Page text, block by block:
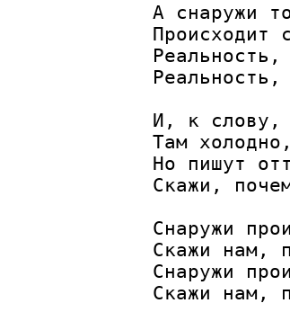
А снаружи
Происходит
И, к слову,
Там
Но пишут
Скажи,
Снаружи
Скажи нам,
Снаружи
Скажи нам,